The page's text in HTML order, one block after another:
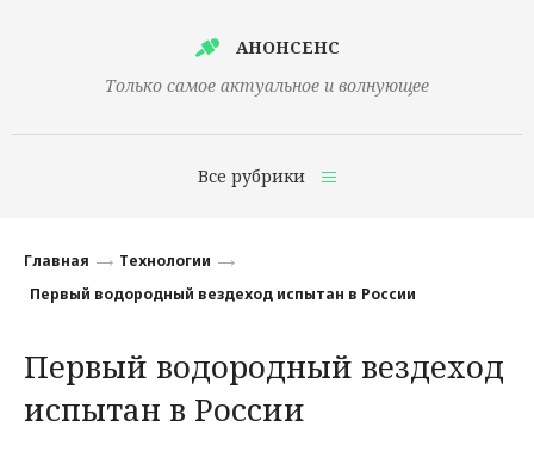
АНОНСЕНС
Только самое актуальное и волнующее
Все рубрики
Финансы
Наука
Культура
Главная
Технологии
Первый водородный вездеход испытан в России
Первый водородный вездеход
испытан в России